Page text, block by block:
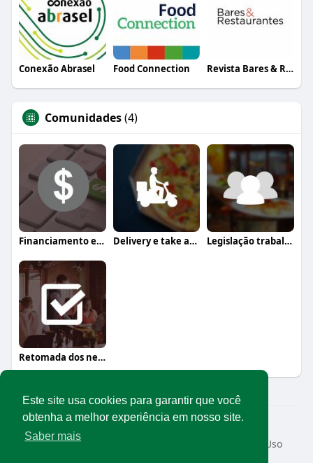
Este site usa cookies para garantir que você
obtenha a melhor experiência em nosso site.
Saber mais
Conexão Abrasel Food Connection Revista Bares & Restaurantes
Comunidades(4)
Financiamento e crédito Delivery e take away Legislação trabalhista
Retomada dos negócios
© 2026 Rede Abrasel
Início
Sobre
Termos de Uso